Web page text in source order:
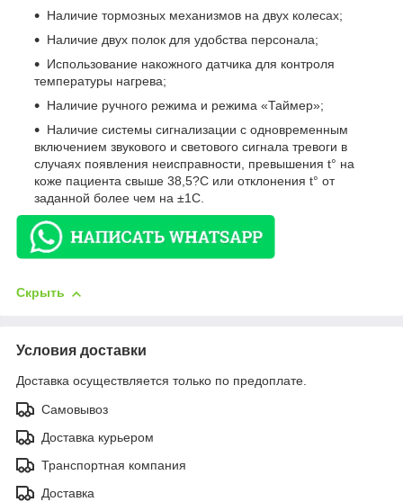
Наличие тормозных механизмов на двух колесах;
Наличие двух полок для удобства персонала;
Использование накожного датчика для контроля
температуры нагрева;
Наличие ручного режима и режима «Таймер»;
Наличие системы сигнализации с одновременным
включением звукового и светового сигнала тревоги в
случаях появления неисправности, превышения t° на
коже пациента свыше 38,5?С или отклонения t° от
заданной более чем на ±1С.
Скрыть
Условия доставки
Доставка осуществляется только по предоплате.
Самовывоз
Доставка курьером
Транспортная компания
Доставка